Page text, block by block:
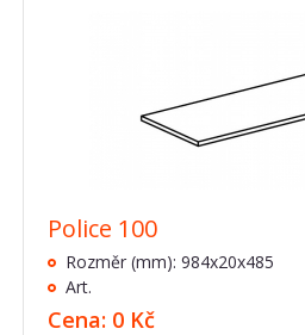
Police 100
Rozměr (mm): 984x20x485
Art.
Cena: 0 Kč